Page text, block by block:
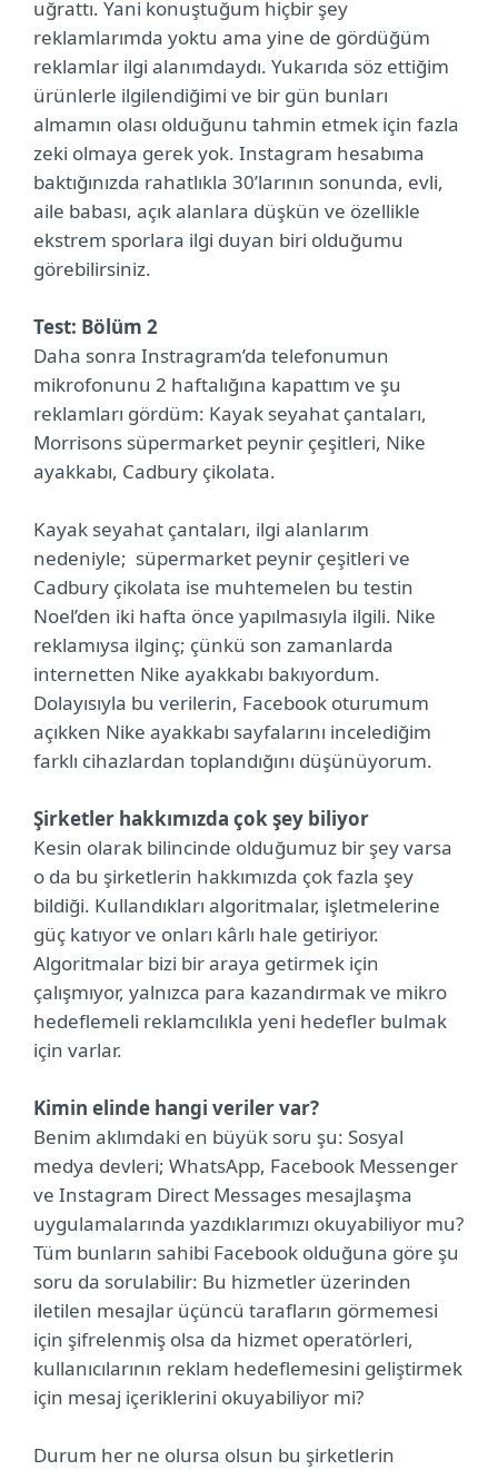
uğrattı. Yani konuştuğum hiçbir şey
reklamlarımda yoktu ama yine de gördüğüm
reklamlar ilgi alanımdaydı. Yukarıda söz ettiğim
ürünlerle ilgilendiğimi ve bir gün bunları
almamın olası olduğunu tahmin etmek için fazla
zeki olmaya gerek yok. Instagram hesabıma
baktığınızda rahatlıkla 30’larının sonunda, evli,
aile babası, açık alanlara düşkün ve özellikle
ekstrem sporlara ilgi duyan biri olduğumu
görebilirsiniz.
Test: Bölüm 2
Daha sonra Instragram’da telefonumun
mikrofonunu 2 haftalığına kapattım ve şu
reklamları gördüm: Kayak seyahat çantaları,
Morrisons süpermarket peynir çeşitleri, Nike
ayakkabı, Cadbury çikolata.
Kayak seyahat çantaları, ilgi alanlarım
nedeniyle; süpermarket peynir çeşitleri ve
Cadbury çikolata ise muhtemelen bu testin
Noel’den iki hafta önce yapılmasıyla ilgili. Nike
reklamıysa ilginç; çünkü son zamanlarda
internetten Nike ayakkabı bakıyordum.
Dolayısıyla bu verilerin, Facebook oturumum
açıkken Nike ayakkabı sayfalarını incelediğim
farklı cihazlardan toplandığını düşünüyorum.
Şirketler hakkımızda çok şey biliyor
Kesin olarak bilincinde olduğumuz bir şey varsa
o da bu şirketlerin hakkımızda çok fazla şey
bildiği. Kullandıkları algoritmalar, işletmelerine
güç katıyor ve onları kârlı hale getiriyor.
Algoritmalar bizi bir araya getirmek için
çalışmıyor, yalnızca para kazandırmak ve mikro
hedeflemeli reklamcılıkla yeni hedefler bulmak
için varlar.
Kimin elinde hangi veriler var?
Benim aklımdaki en büyük soru şu: Sosyal
medya devleri; WhatsApp, Facebook Messenger
ve Instagram Direct Messages mesajlaşma
uygulamalarında yazdıklarımızı okuyabiliyor mu?
Tüm bunların sahibi Facebook olduğuna göre şu
soru da sorulabilir: Bu hizmetler üzerinden
iletilen mesajlar üçüncü tarafların görmemesi
için şifrelenmiş olsa da hizmet operatörleri,
kullanıcılarının reklam hedeflemesini geliştirmek
için mesaj içeriklerini okuyabiliyor mi?
Durum her ne olursa olsun bu şirketlerin